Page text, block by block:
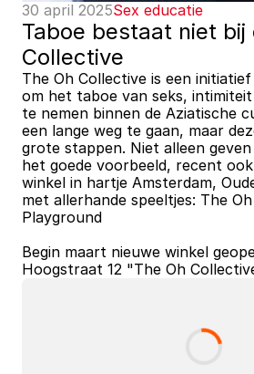
30 april 2025Sex educatie
Taboe bestaat niet bij
Collective
The Oh Collective is een
om het taboe van seks,
te nemen binnen de Aziatische
een lange weg te gaan, maar
grote stappen. Niet alleen
het goede voorbeeld, recent
winkel in hartje Amsterdam,
met allerhande speeltjes: The
Playground
Begin maart nieuwe winkel
Hoogstraat 12 "The Oh